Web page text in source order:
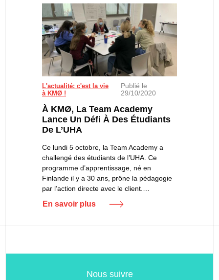
L'actualité: c'est la vie
à KMØ !
Publié le
29/10/2020
À KMØ, La Team Academy
Lance Un Défi À Des Étudiants
De L’UHA
Ce lundi 5 octobre, la Team Academy a
challengé des étudiants de l’UHA. Ce
programme d’apprentissage, né en
Finlande il y a 30 ans, prône la pédagogie
par l’action directe avec le client.…
En savoir plus
Nous suivre